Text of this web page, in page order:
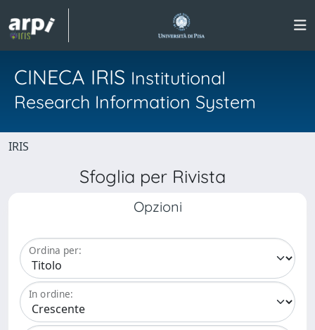
CINECA IRIS Institutional
Research Information System
IRIS
Sfoglia per Rivista
Opzioni
Ordina per:
In ordine: